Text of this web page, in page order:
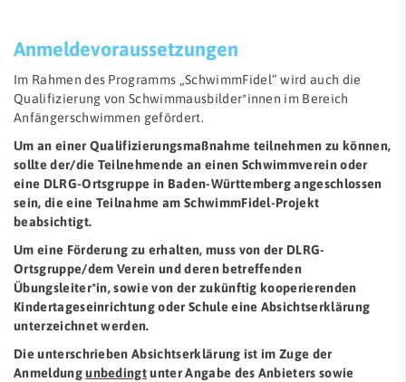
Anmeldevoraussetzungen
Im Rahmen des Programms „SchwimmFidel“ wird auch die
Qualifizierung von Schwimmausbilder*innen im Bereich
Anfängerschwimmen gefördert.
Um an einer Qualifizierungsmaßnahme teilnehmen zu können,
sollte der/die Teilnehmende an einen Schwimmverein oder
eine DLRG-Ortsgruppe in Baden-Württemberg angeschlossen
sein, die eine Teilnahme am SchwimmFidel-Projekt
beabsichtigt.
Um eine Förderung zu erhalten, muss von der DLRG-
Ortsgruppe/dem Verein und deren betreffenden
Übungsleiter*in, sowie von der zukünftig kooperierenden
Kindertageseinrichtung oder Schule eine Absichtserklärung
unterzeichnet werden.
Die unterschrieben Absichtserklärung ist im Zuge der
Anmeldungunbedingtunter Angabe des Anbieters sowie